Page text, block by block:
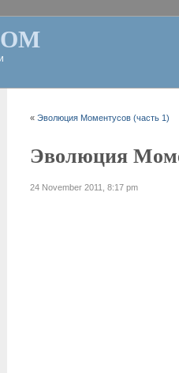
«Эволюция Моментусов (часть 1)
Эволюция
24 November 2011, 8:17 pm